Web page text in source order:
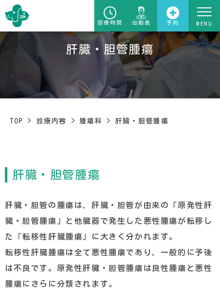
診療時間 出勤表 予約
肝臓・胆管腫瘍
TOP > 診療内容 > 腫瘍科 > 肝臓・胆管腫瘍
肝臓・胆管腫瘍
肝臓・胆管の腫瘍は、肝臓・胆管が由来の「原発性肝
臓・胆管腫瘍」と他臓器で発生した悪性腫瘍が転移し
た「転移性肝臓腫瘍」に大きく分かれます。
転移性肝臓腫瘍は全て悪性腫瘍であり、一般的に予後
は不良です。原発性肝臓・胆管腫瘍は良性腫瘍と悪性
腫瘍にさらに分類されます。